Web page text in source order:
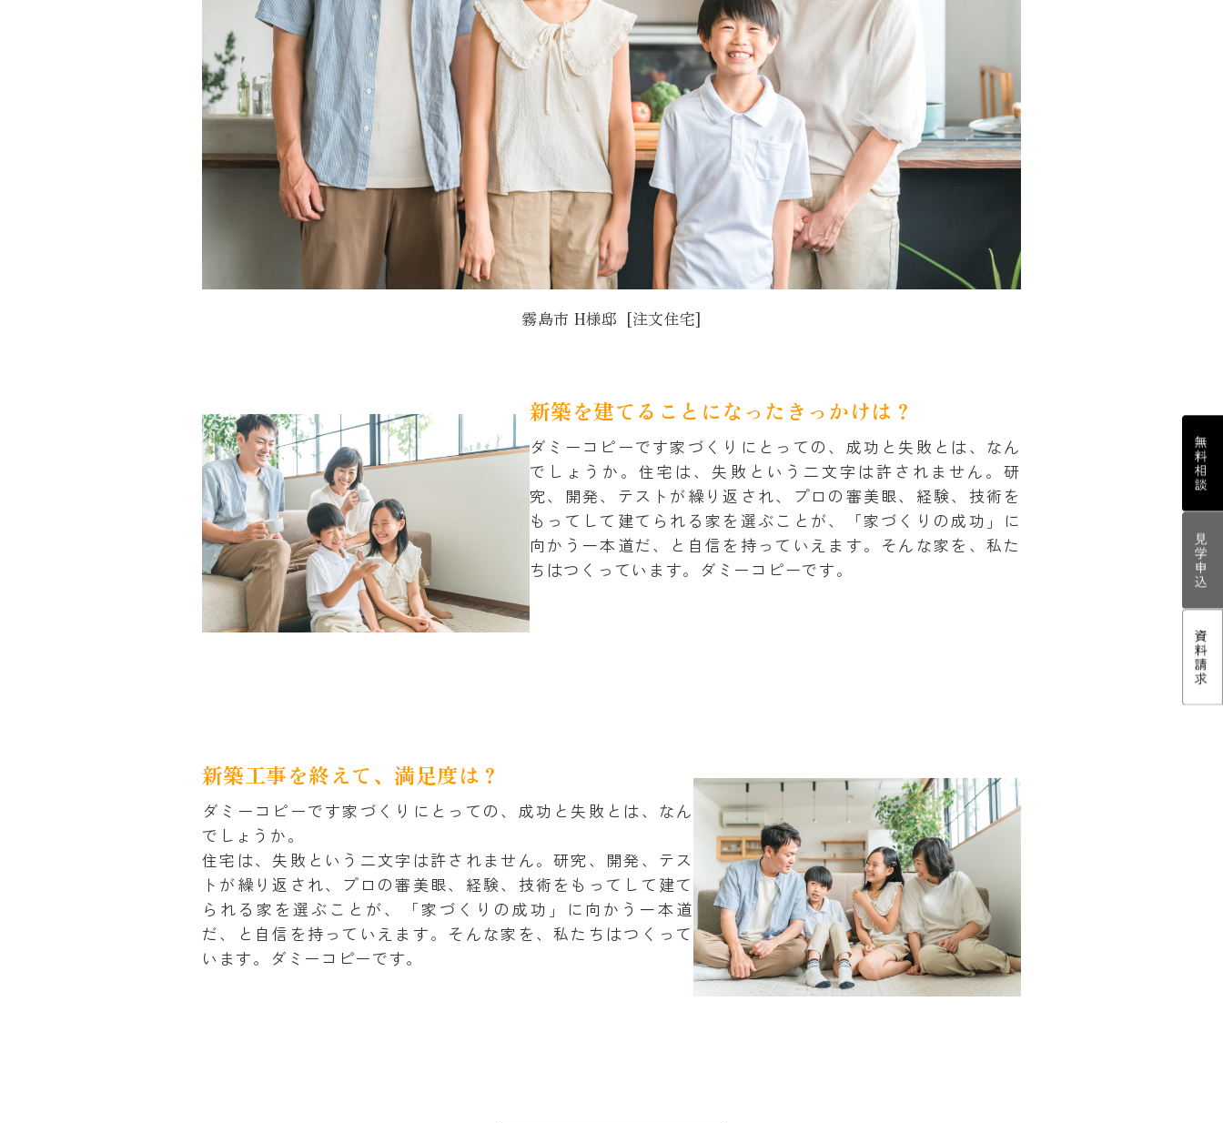
霧島市 H様邸 [注文住宅]
新築を建てることになったきっかけは？
ダミーコピーです家づくりにとっての、成功と失敗とは、なん
でしょうか。住宅は、失敗という二文字は許されません。研
究、開発、テストが繰り返され、プロの審美眼、経験、技術を
もってして建てられる家を選ぶことが、「家づくりの成功」に
向かう一本道だ、と自信を持っていえます。そんな家を、私た
ちはつくっています。ダミーコピーです。
新築工事を終えて、満足度は？
ダミーコピーです家づくりにとっての、成功と失敗とは、なん
でしょうか。
住宅は、失敗という二文字は許されません。研究、開発、テス
トが繰り返され、プロの審美眼、経験、技術をもってして建て
られる家を選ぶことが、「家づくりの成功」に向かう一本道
だ、と自信を持っていえます。そんな家を、私たちはつくって
います。ダミーコピーです。